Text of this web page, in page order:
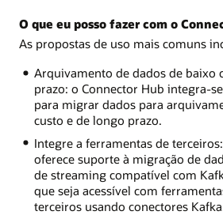
O que eu posso fazer com o
As propostas de uso mais comuns
Arquivamento de dados de baixo
prazo: o Connector Hub integra-
para migrar dados para
custo e de longo prazo.
Integre a ferramentas de
oferece suporte à migração de
de streaming compatível com
que seja acessível com
terceiros usando conectores